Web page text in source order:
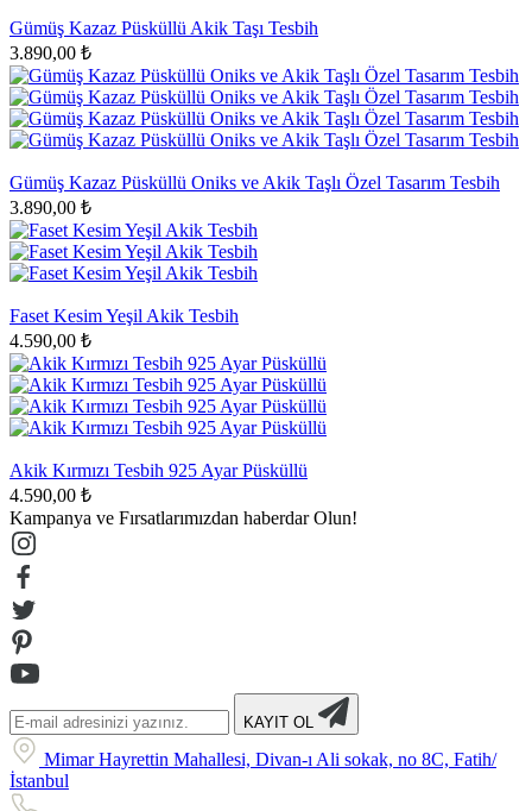
Gümüş Kazaz Püsküllü Akik Taşı Tesbih
3.890,00 ₺
Gümüş Kazaz Püsküllü Oniks ve Akik Taşlı Özel Tasarım Tesbih
3.890,00 ₺
Faset Kesim Yeşil Akik Tesbih
4.590,00 ₺
Akik Kırmızı Tesbih 925 Ayar Püsküllü
4.590,00 ₺
Kampanya ve Fırsatlarımızdan haberdar Olun!
KAYIT OL
Mimar Hayrettin Mahallesi, Divan-ı Ali sokak, no 8C, Fatih/
İstanbul